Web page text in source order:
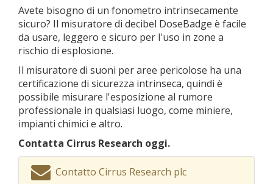
Avete bisogno di un fonometro intrinsecamente
sicuro? Il misuratore di decibel DoseBadge è facile
da usare, leggero e sicuro per l'uso in zone a
rischio di esplosione.
Il misuratore di suoni per aree pericolose ha una
certificazione di sicurezza intrinseca, quindi è
possibile misurare l'esposizione al rumore
professionale in qualsiasi luogo, come miniere,
impianti chimici e altro.
Contatta Cirrus Research oggi.
Contatto Cirrus Research plc